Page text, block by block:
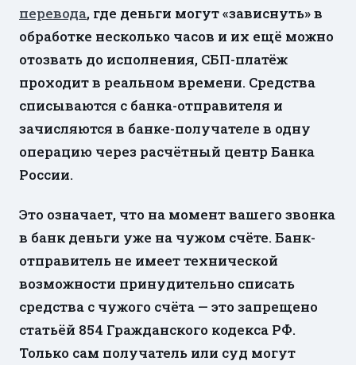
перевода, где деньги могут «зависнуть» в
обработке несколько часов и их ещё можно
отозвать до исполнения, СБП-платёж
проходит в реальном времени. Средства
списываются с банка-отправителя и
зачисляются в банке-получателе в одну
операцию через расчётный центр Банка
России.
Это означает, что на момент вашего звонка
в банк деньги уже на чужом счёте. Банк-
отправитель не имеет технической
возможности принудительно списать
средства с чужого счёта — это запрещено
статьёй 854 Гражданского кодекса РФ.
Только сам получатель или суд могут